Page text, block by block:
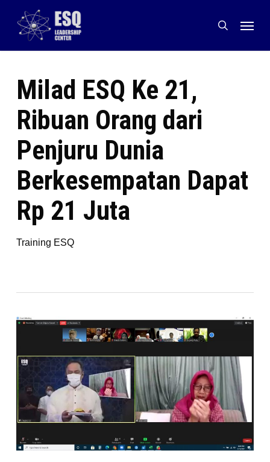
content
search
Menu
Milad ESQ Ke 21,
Ribuan Orang dari
Penjuru Dunia
Berkesempatan Dapat
Rp 21 Juta
Training ESQ